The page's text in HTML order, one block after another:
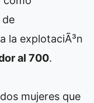
de
la explotaciÃ³n
al 700.
mujeres que